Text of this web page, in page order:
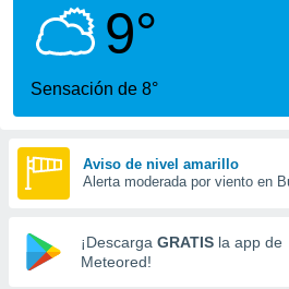
que se
calidad.
a este
las
forma
digital
basada
9°
Sensación de 8°
Aviso de nivel amarillo
Alerta moderada por viento en
¡Descarga GRATIS la app de
Meteored!